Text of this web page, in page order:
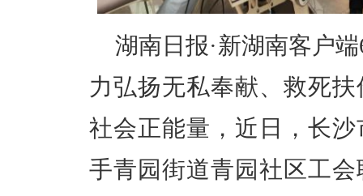
湖南日报·新湖南客户
力弘扬无私奉献、救死
社会正能量，近日，长
手青园街道青园社区工